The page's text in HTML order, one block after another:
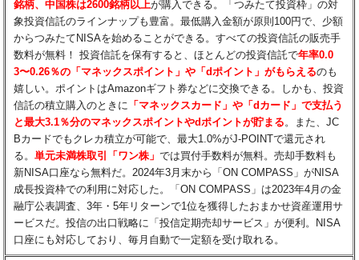
銘柄、中国株は2600銘柄以上が購入できる。「つみたて投資枠」の対
象投資信託のラインナップも豊富。最低購入金額が原則100円で、少額
からつみたてNISAを始めることができる。すべての投資信託の販売手
数料が無料！ 投資信託を保有すると、ほとんどの投資信託で年率0.0
3〜0.26％の「マネックスポイント」や「dポイント」がもらえる​のも
嬉しい。ポイントはAmazonギフト券などに交換できる。しかも、投資
信託の積立購入のときに 「マネックスカード」や「dカード」で支払う
と最大3.1％分のマネックスポイントやdポイントが貯まる。また、JC
Bカードでもクレカ積立が可能で、最大1.0%がJ-POINTで還元され
る。単元未満株取引「ワン株」では買付手数料が無料。売却手数料も
新NISA口座なら無料だ。2024年3月末から「ON COMPASS」がNISA
成長投資枠での利用に対応した。「ON COMPASS」は2023年4月の金
融庁公表調査、3年・5年リターンで1位を獲得したおまかせ資産運用サ
ービスだ。投信の出口戦略に「投信定期売却サービス」が便利。NISA
口座にも対応しており、毎月自動で一定額を受け取れる。